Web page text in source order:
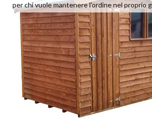
per chi vuole mantenere l'ordine nel proprio